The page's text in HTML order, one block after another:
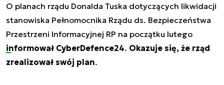
O planach rządu Donalda Tuska dotyczących likwidacji
stanowiska Pełnomocnika Rządu ds. Bezpieczeństwa
Przestrzeni Informacyjnej RP na początku lutego
informował CyberDefence24. Okazuje się, że rząd
zrealizował swój plan.